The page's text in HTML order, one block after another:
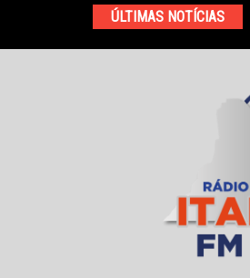
o
ÚLTIMAS NOTÍCIAS
medidas preventivas e